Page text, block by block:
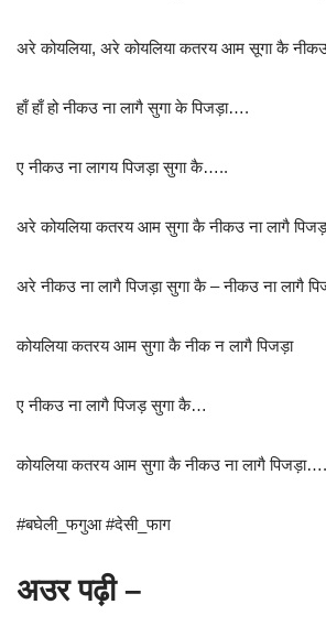
अरे कोयलिया, अरे कोयलिया कतरय आम सूगा कै
हाँ हाँ हो नीकउ ना लागै सुगा के पिजड़ा….
ए नीकउ ना लागय पिजड़ा सुगा कै…..
अरे कोयलिया कतरय आम सुगा कै नीकउ ना लागै
अरे नीकउ ना लागै पिजड़ा सुगा कै – नीकउ ना लागै
कोयलिया कतरय आम सुगा कै नीक न लागै पिजड़ा
ए नीकउ ना लागै पिजड़ सुगा कै…
कोयलिया कतरय आम सुगा कै नीकउ ना लागै पिजड़ा….
#बघेली_फगुआ #देसी_फाग
अउर पढ़ी –